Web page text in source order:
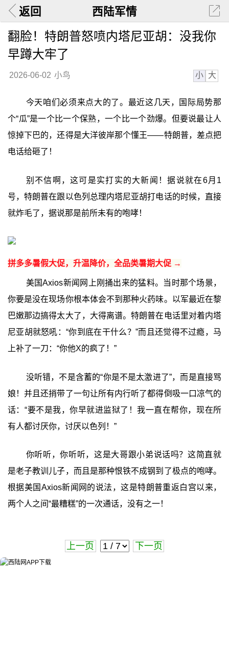
返回 西陆军情
翻脸！特朗普怒喷内塔尼亚胡：没我你
早蹲大牢了
2026-06-02 小鸟 小 大
今天咱们必须来点大的了。最近这几天，国际局势那
个“瓜”是一个比一个保熟，一个比一个劲爆。但要说最让人
惊掉下巴的，还得是大洋彼岸那个懂王——特朗普，差点把
电话给砸了！
别不信啊，这可是实打实的大新闻！据说就在6月1
号，特朗普在跟以色列总理内塔尼亚胡打电话的时候，直接
就炸毛了，据说那是前所未有的咆哮！
拼多多暑假大促，升温降价，全品类暑期大促 →
美国Axios新闻网上刚捅出来的猛料。当时那个场景，
你要是没在现场你根本体会不到那种火药味。以军最近在黎
巴嫩那边搞得太大了，大得离谱。特朗普在电话里对着内塔
尼亚胡就怒吼：“你到底在干什么？”而且还觉得不过瘾，马
上补了一刀：“你他X的疯了！”
没听错，不是含蓄的“你是不是太激进了”，而是直接骂
娘！并且还捎带了一句让所有内行听了都得倒吸一口凉气的
话：“要不是我，你早就进监狱了！我一直在帮你，现在所
有人都讨厌你，讨厌以色列！”
你听听，你听听，这是大哥跟小弟说话吗？这简直就
是老子教训儿子，而且是那种恨铁不成钢到了极点的咆哮。
根据美国Axios新闻网的说法，这是特朗普重返白宫以来，
两个人之间“最糟糕”的一次通话，没有之一！
上一页 下一页